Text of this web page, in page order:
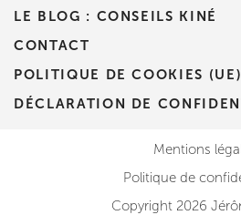
LE BLOG : CONSEILS KINÉ
CONTACT
POLITIQUE DE COOKIES (UE)
DÉCLARATION DE
Mentions
Politique de
Copyright 2026